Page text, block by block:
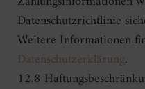
Datenschutzrichtlinie
Weitere Informationen
Datenschutzerklärung.
12.8